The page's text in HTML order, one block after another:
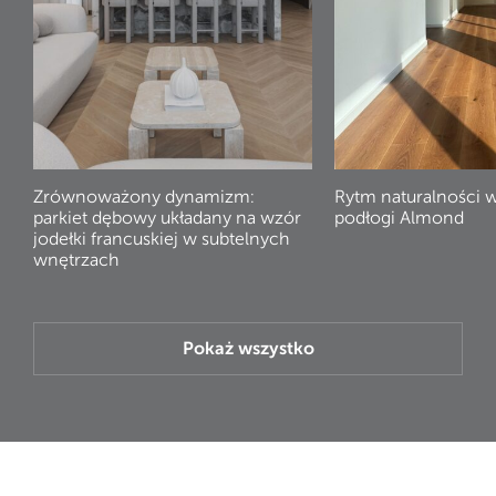
Zrównoważony dynamizm:
parkiet dębowy układany na wzór
jodełki francuskiej w subtelnych
wnętrzach
Rytm naturalności
podłogi Almond
Pokaż wszystko